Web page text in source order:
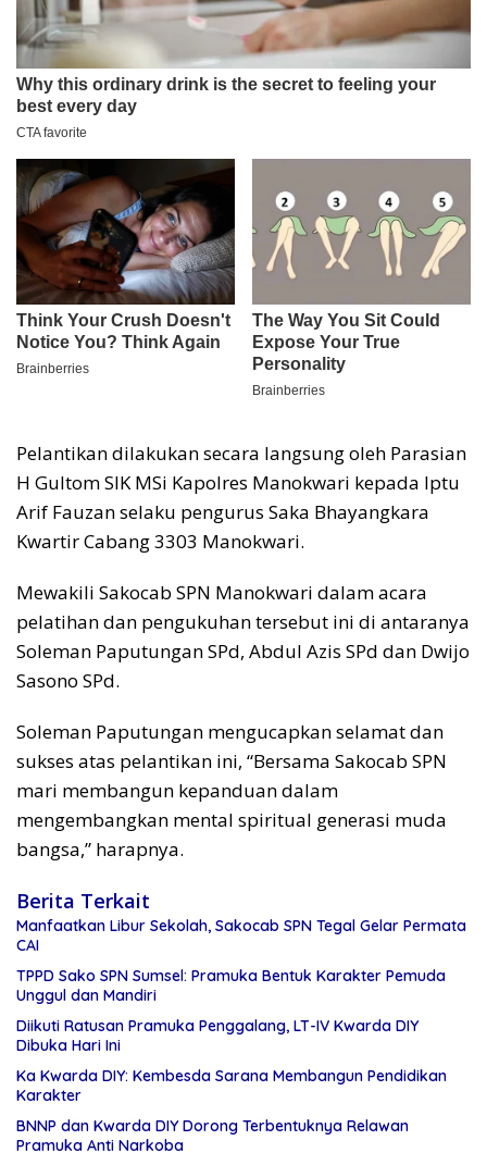
Pelantikan dilakukan secara langsung oleh Parasian
H Gultom SIK MSi Kapolres Manokwari kepada Iptu
Arif Fauzan selaku pengurus Saka Bhayangkara
Kwartir Cabang 3303 Manokwari.
Mewakili Sakocab SPN Manokwari dalam acara
pelatihan dan pengukuhan tersebut ini di antaranya
Soleman Paputungan SPd, Abdul Azis SPd dan Dwijo
Sasono SPd.
Soleman Paputungan mengucapkan selamat dan
sukses atas pelantikan ini, “Bersama Sakocab SPN
mari membangun kepanduan dalam
mengembangkan mental spiritual generasi muda
bangsa,” harapnya.
Berita Terkait
Manfaatkan Libur Sekolah, Sakocab SPN Tegal Gelar Permata
CAI
TPPD Sako SPN Sumsel: Pramuka Bentuk Karakter Pemuda
Unggul dan Mandiri
Diikuti Ratusan Pramuka Penggalang, LT-IV Kwarda DIY
Dibuka Hari Ini
Ka Kwarda DIY: Kembesda Sarana Membangun Pendidikan
Karakter
BNNP dan Kwarda DIY Dorong Terbentuknya Relawan
Pramuka Anti Narkoba